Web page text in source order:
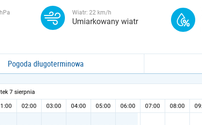
hPa Wiatr: 22 km/h
Umiarkowany wiatr
Pogoda długoterminowa